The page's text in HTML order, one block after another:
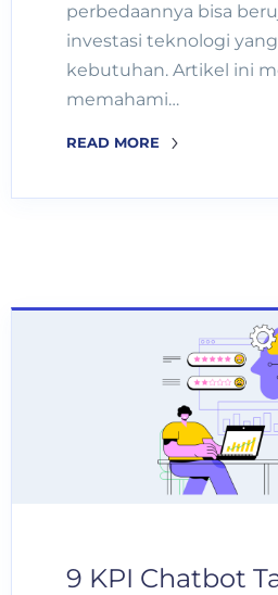
perbedaannya bisa
investasi teknologi
kebutuhan. Artikel ini
memahami…
READ MORE
9 KPI Chatbot